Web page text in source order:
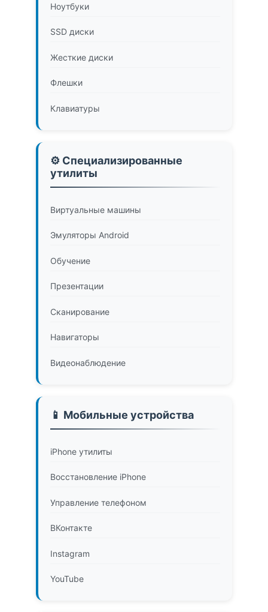
Ноутбуки
SSD диски
Жесткие диски
Флешки
Клавиатуры
⚙️ Специализированные
утилиты
Виртуальные машины
Эмуляторы Android
Обучение
Презентации
Сканирование
Навигаторы
Видеонаблюдение
📱 Мобильные устройства
iPhone утилиты
Восстановление iPhone
Управление телефоном
ВКонтакте
Instagram
YouTube